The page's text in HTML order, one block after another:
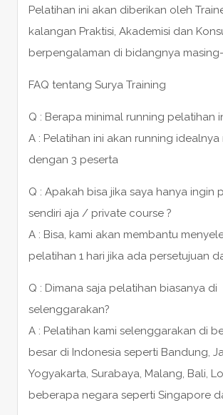
Pelatihan ini akan diberikan oleh
kalangan Praktisi, Akademisi dan
berpengalaman di bidangnya
FAQ tentang Surya Training
Q : Berapa minimal running pelatihan
A : Pelatihan ini akan running idealnya
dengan 3 peserta
Q : Apakah bisa jika saya hanya ingin
sendiri aja / private course ?
A : Bisa, kami akan membantu
pelatihan 1 hari jika ada persetujuan
Q : Dimana saja pelatihan biasanya di
selenggarakan?
A : Pelatihan kami selenggarakan di
besar di Indonesia seperti Bandung,
Yogyakarta, Surabaya, Malang, Bali,
beberapa negara seperti Singapore